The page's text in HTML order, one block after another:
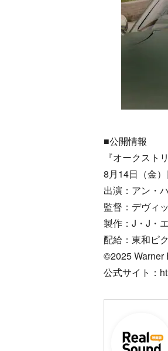
■公開情報
『オークスト
8月14日（金
出演：アン・
監督：デヴィ
製作：J・J・
配給：東和ピ
©︎2025 Warner
公式サイト：